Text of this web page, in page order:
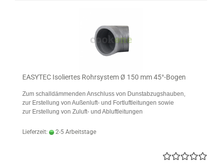
EASYTEC Isoliertes Rohrsystem Ø 150 mm 45°-Bogen
Zum schalldämmenden Anschluss von Dunstabzugshauben,
zur Erstellung von Außenluft- und Fortluftleitungen sowie
zur Erstellung von Zuluft- und Abluftleitungen
Lieferzeit: 2-5 Arbeitstage